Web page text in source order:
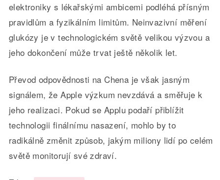
elektroniky s lékařskými ambicemi podléhá přísným
pravidlům a fyzikálním limitům. Neinvazivní měření
glukózy je v technologickém světě velikou výzvou a
jeho dokončení může trvat ještě několik let.
Převod odpovědnosti na Chena je však jasným
signálem, že Apple výzkum nevzdává a směřuje k
jeho realizaci. Pokud se Applu podaří přiblížit
technologii finálnímu nasazení, mohlo by to
radikálně změnit způsob, jakým miliony lidí po celém
světě monitorují své zdraví.